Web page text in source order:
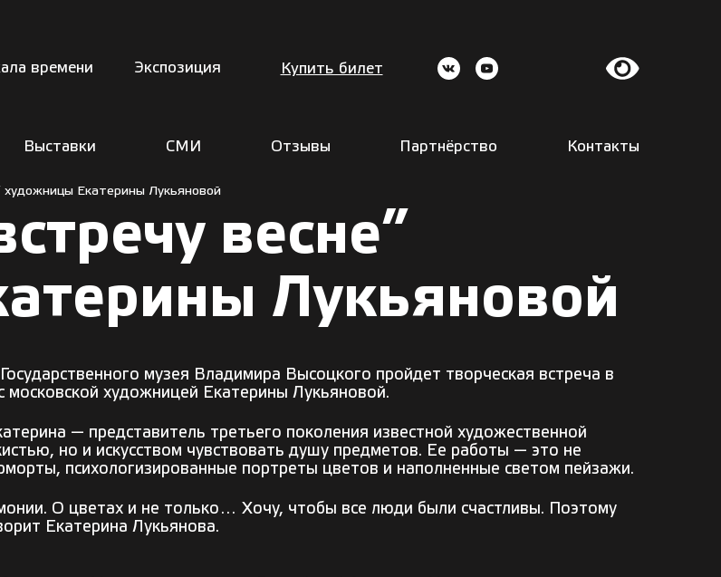
времени Экспозиция Купить билет
Выставки СМИ Отзывы Партнёрство Контакты
художницы Екатерины Лукьяновой
весне”
Лукьяновой
музея Владимира Высоцкого пройдет творческая встреча в
московской художницей Екатерины Лукьяновой.
— представитель третьего поколения известной художественной
но и искусством чувствовать душу предметов. Ее работы — это не
психологизированные портреты цветов и наполненные светом пейзажи.
О цветах и не только… Хочу, чтобы все люди были счастливы. Поэтому
Екатерина Лукьянова.